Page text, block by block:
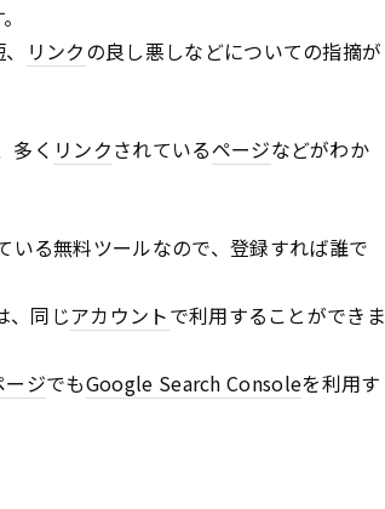
リンクの良し悪しなどについての指摘が
多く リンクされているページなどがわか
いる無料ツールなので、登録すれば誰で
、同じアカウントで利用することができま
ージでもGoogle Search Consoleを利用す